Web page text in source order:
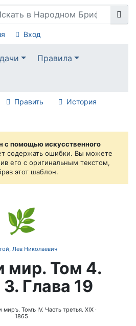
Вход
Правила
Править История
с помощью искусственного
содержать ошибки. Вы можете
его с оригинальным текстом,
этот шаблон.
🌿
Лев Николаевич
мир. Том 4.
Глава 19
миръ. Томъ IV. Часть третья. XIX·
1865